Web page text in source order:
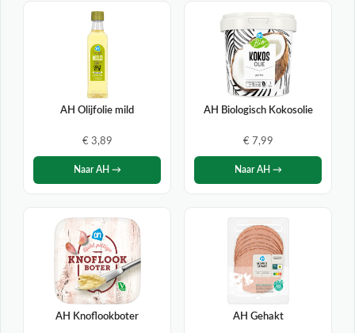
AH Olijfolie mild
€ 3,89
Naar AH →
AH Biologisch Kokosolie
€ 7,99
Naar AH →
AH Knoflookboter AH Gehakt